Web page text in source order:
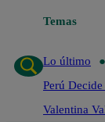
Temas
Lo último
Perú
Valentina